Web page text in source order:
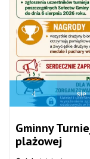
4 sie
Gminny
plażowej